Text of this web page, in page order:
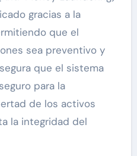
gracias a la
que el
sea preventivo y
que el sistema
para la
de los activos
la integridad del